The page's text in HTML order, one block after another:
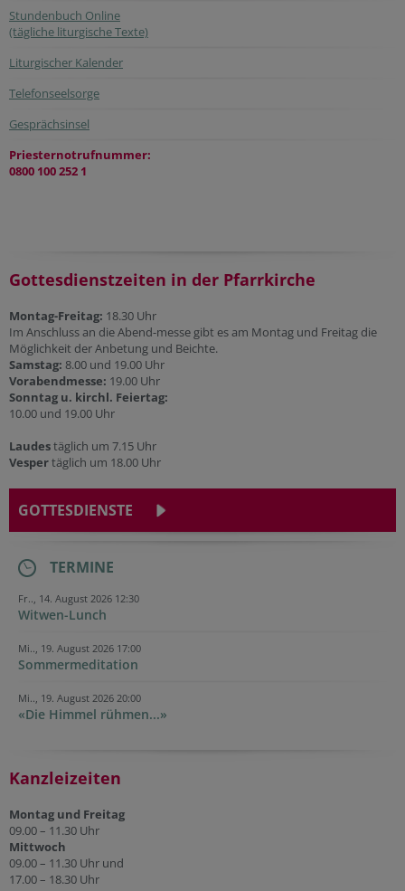
Stundenbuch Online
(tägliche liturgische Texte)
Liturgischer Kalender
Telefonseelsorge
Gesprächsinsel
Priesternotrufnummer:
0800 100 252 1
Gottesdienstzeiten in der Pfarrkirche
Montag-Freitag: 18.30 Uhr
Im Anschluss an die Abend-messe gibt es am Montag und Freitag die
Möglichkeit der Anbetung und Beichte.
Samstag: 8.00 und 19.00 Uhr
Vorabendmesse: 19.00 Uhr
Sonntag u. kirchl. Feiertag:
10.00 und 19.00 Uhr
Laudestäglich um 7.15 Uhr
Vespertäglich um 18.00 Uhr
GOTTESDIENSTE
TERMINE
Fr.., 14. August 2026 12:30
Witwen-Lunch
Mi.., 19. August 2026 17:00
Sommermeditation
Mi.., 19. August 2026 20:00
«Die Himmel rühmen...»
Kanzleizeiten
Montag und Freitag
09.00 – 11.30 Uhr
Mittwoch
09.00 – 11.30 Uhr und
17.00 – 18.30 Uhr